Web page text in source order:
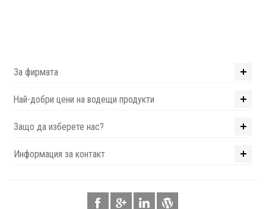
За фирмата
Най-добри цени на водещи продукти
Защо да изберете нас?
Информация за контакт